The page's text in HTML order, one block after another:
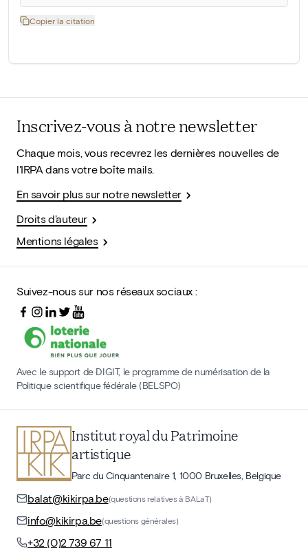
Copier la citation
Inscrivez-vous à notre newsletter
Chaque mois, vous recevrez les dernières nouvelles de
l'IRPA dans votre boîte mails.
En savoir plus sur notre newsletter
Droits d'auteur
Mentions légales
Suivez-nous sur nos réseaux sociaux :
Avec le support de DIGIT, le programme de numérisation de la
Politique scientifique fédérale (BELSPO)
Institut royal du Patrimoine
artistique
Parc du Cinquantenaire 1, 1000 Bruxelles, Belgique
balat@kikirpa.be(questions relatives à BALaT)
info@kikirpa.be(questions générales)
+32 (0)2 739 67 11